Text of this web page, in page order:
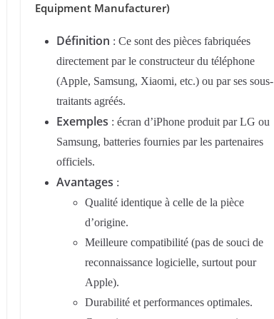
Equipment Manufacturer)
Définition : Ce sont des pièces fabriquées
directement par le constructeur du téléphone
(Apple, Samsung, Xiaomi, etc.) ou par ses sous-
traitants agréés.
Exemples : écran d’iPhone produit par LG ou
Samsung, batteries fournies par les partenaires
officiels.
Avantages :
Qualité identique à celle de la pièce
d’origine.
Meilleure compatibilité (pas de souci de
reconnaissance logicielle, surtout pour
Apple).
Durabilité et performances optimales.